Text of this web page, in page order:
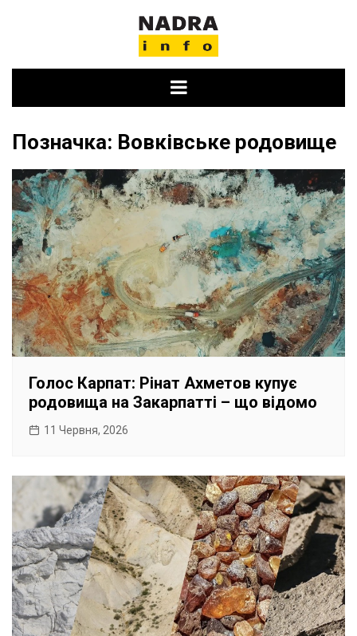
Позначка: Вовківське родовище
Голос Карпат: Рінат Ахметов купує
родовища на Закарпатті – що відомо
11 Червня, 2026